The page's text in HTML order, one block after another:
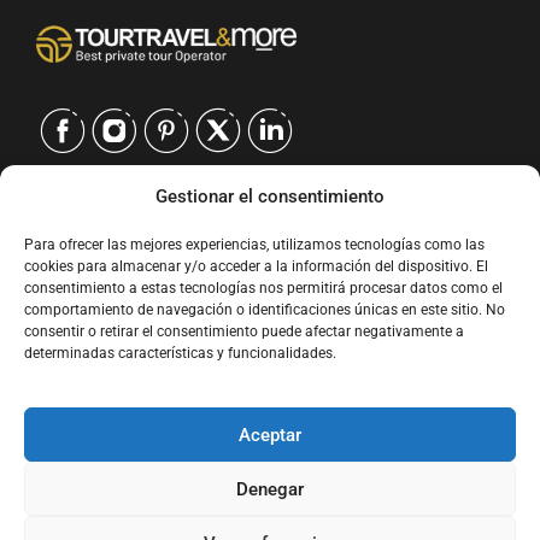
Gestionar el consentimiento
Para ofrecer las mejores experiencias, utilizamos tecnologías como las
cookies para almacenar y/o acceder a la información del dispositivo. El
consentimiento a estas tecnologías nos permitirá procesar datos como el
comportamiento de navegación o identificaciones únicas en este sitio. No
consentir o retirar el consentimiento puede afectar negativamente a
determinadas características y funcionalidades.
Aceptar
Denegar
SERVICIOS
EMPRESA
EUROPE |
USA |
EUROPE
USA